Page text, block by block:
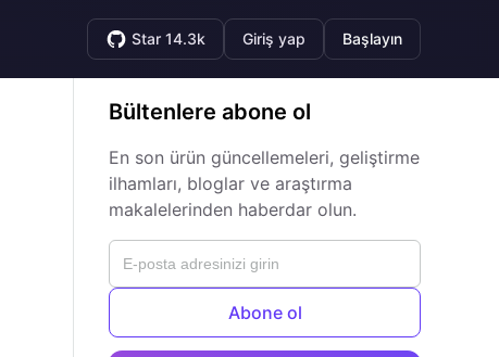
Star 14.3k Giriş yap Başlayın
Bültenlere abone ol
En son ürün güncellemeleri, geliştirme
ilhamları, bloglar ve araştırma
makalelerinden haberdar olun.
Abone ol